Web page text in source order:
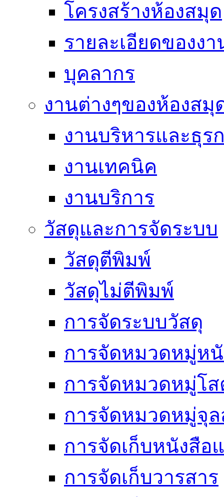
โครงสร้างห้องสมุด
รายละเอียดของง
บุคลากร
งานต่างๆของห้องสมุ
งานบริหารและธุร
งานเทคนิค
งานบริการ
วัสดุและการจัดระบบ
วัสดุตีพิมพ์
วัสดุไม่ตีพิมพ์
การจัดระบบวัสดุ
การจัดหมวดหมู่ห
การจัดหมวดหมู่โ
การจัดหมวดหมู่จุ
การจัดเก็บหนังสือ
การจัดเก็บวารสาร